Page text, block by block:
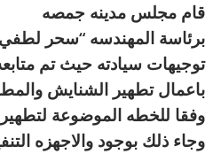
قام مجلس مدينه جمصه
برئاسة المهندسه “سحر
توجيهات سيادته حيث تم
باعمال تطهير الشنايش
وفقا للخطه الموضوعة
وجاء ذلك بوجود والاجهزه